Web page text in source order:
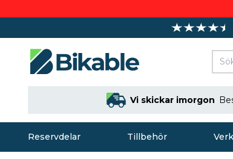
Vi skickar imorgon
Reservdelar Tillbehör